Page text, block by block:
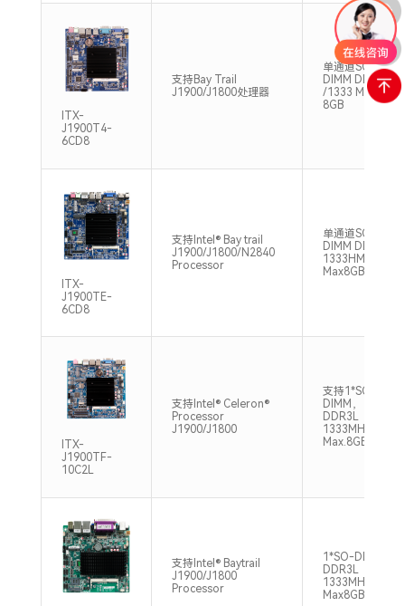
ITX-
J1900T4-
6CD8
支持Bay Trail
J1900/J1800处理器
单通道SO-
DIMM DDR3L
/1333 Max
8GB
ITX-
J1900TE-
6CD8
支持Intel® Bay trail
J1900/J1800/N2840
Processor
单通道SO-
DIMM DDR3L
1333HMz
Max8GB
ITX-
J1900TF-
10C2L
支持Intel® Celeron®
Processor
J1900/J1800
支持1*SO-
DIMM，
DDR3L
1333MHz
Max.8GB
支持Intel® Baytrail
J1900/J1800
Processor
1*SO-DIMM
DDR3L
1333MHz
Max8GB